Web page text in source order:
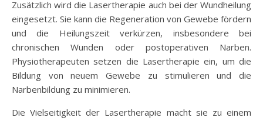
Zusätzlich wird die Lasertherapie auch bei der Wundheilung
eingesetzt. Sie kann die Regeneration von Gewebe fördern
und die Heilungszeit verkürzen, insbesondere bei
chronischen Wunden oder postoperativen Narben.
Physiotherapeuten setzen die Lasertherapie ein, um die
Bildung von neuem Gewebe zu stimulieren und die
Narbenbildung zu minimieren.
Die Vielseitigkeit der Lasertherapie macht sie zu einem